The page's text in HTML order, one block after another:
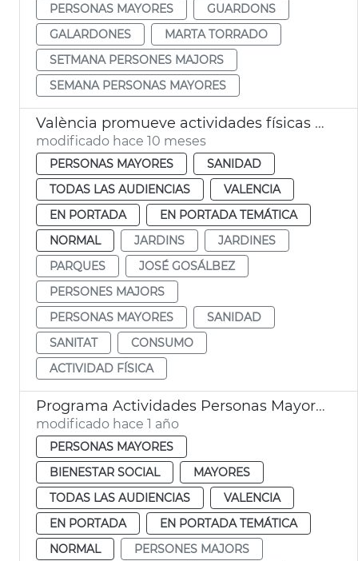
PERSONAS MAYORES
GUARDONS
GALARDONES
MARTA TORRADO
SETMANA PERSONES MAJORS
SEMANA PERSONAS MAYORES
València promueve actividades físicas al aire libre para adultos
modificado hace 10 meses
PERSONAS MAYORES
SANIDAD
TODAS LAS AUDIENCIAS
VALENCIA
EN PORTADA
EN PORTADA TEMÁTICA
NORMAL
JARDINS
JARDINES
PARQUES
JOSÉ GOSÁLBEZ
PERSONES MAJORS
PERSONAS MAYORES
SANIDAD
SANITAT
CONSUMO
ACTIVIDAD FÍSICA
Programa Actividades Personas Mayores
modificado hace 1 año
PERSONAS MAYORES
BIENESTAR SOCIAL
MAYORES
TODAS LAS AUDIENCIAS
VALENCIA
EN PORTADA
EN PORTADA TEMÁTICA
NORMAL
PERSONES MAJORS